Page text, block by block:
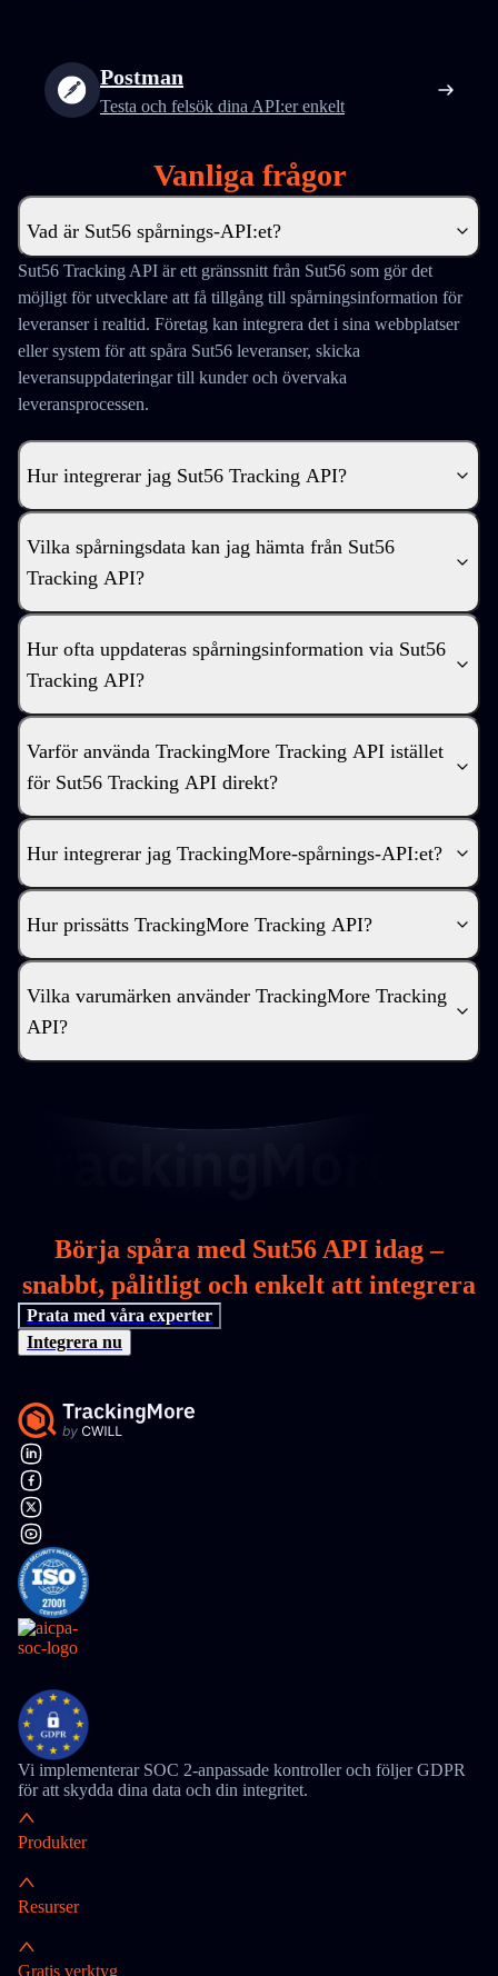
Postman
Testa och felsök dina API:er enkelt
Vanliga frågor
Vad är Sut56 spårnings-API:et?
Sut56 Tracking API är ett gränssnitt från Sut56 som gör det
möjligt för utvecklare att få tillgång till spårningsinformation för
leveranser i realtid. Företag kan integrera det i sina webbplatser
eller system för att spåra Sut56 leveranser, skicka
leveransuppdateringar till kunder och övervaka
leveransprocessen.
Hur integrerar jag Sut56 Tracking API?
Vilka spårningsdata kan jag hämta från Sut56
Tracking API?
Hur ofta uppdateras spårningsinformation via Sut56
Tracking API?
Varför använda TrackingMore Tracking API istället
för Sut56 Tracking API direkt?
Hur integrerar jag TrackingMore-spårnings-API:et?
Hur prissätts TrackingMore Tracking API?
Vilka varumärken använder TrackingMore Tracking
API?
Börja spåra med Sut56 API idag –
snabbt, pålitligt och enkelt att integrera
Prata med våra experter
Integrera nu
Vi implementerar SOC 2-anpassade kontroller och följer GDPR
för att skydda dina data och din integritet.
Produkter
Resurser
Gratis verktyg